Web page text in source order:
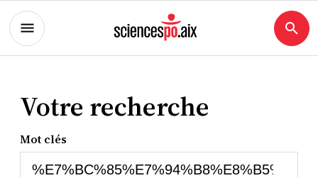
Votre recherche
Mot clés